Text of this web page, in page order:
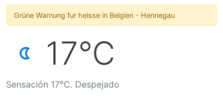
Grüne Warnung fur heisse in Belgien - Hennegau
17°C
Sensación 17°C. Despejado